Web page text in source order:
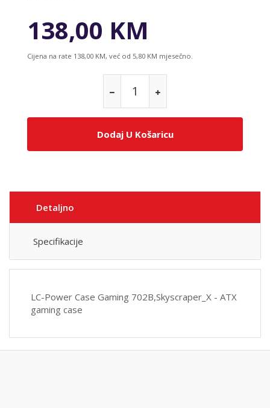
138,00 KM
Cijena na rate 138,00 KM, već od 5,80 KM mjesečno.
Dodaj U Košaricu
Detaljno
Specifikacije
LC-Power Case Gaming 702B,Skyscraper_X - ATX
gaming case